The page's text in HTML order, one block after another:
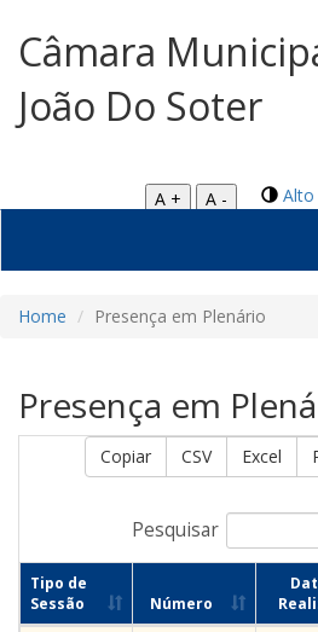
Câmara
João Do Soter
A +
A -
Home Presença em Plenário
Presença em
Copiar CSV Excel
Pesquisar
Tipo de
Sessão
Número